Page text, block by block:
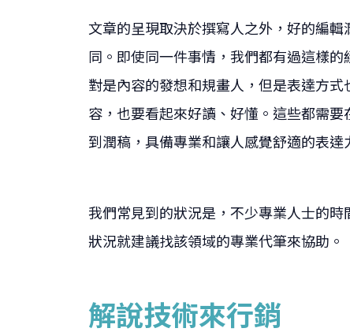
文章的呈現取決於撰寫人之外，好的編
同。即使同一件事情，我們都有過這樣
對是內容的發想和規畫人，但是表達方
容，也要看起來好讀、好懂。這些都需
到潤稿，具備專業和讓人感覺舒適的表達
我們常見到的狀況是，不少專業人士的
狀況就建議找該領域的專業代筆來協助。
解說技術來行銷